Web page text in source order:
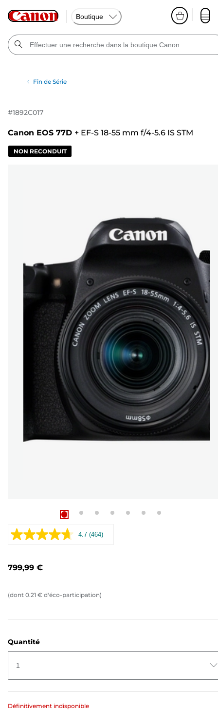
Boutique
Fin de Série
#1892C017
Canon EOS 77D + EF-S 18-55 mm f/4-5.6 IS STM
NON RECONDUIT
4.7 Lire
page.
(464)
799,99 €
(dont 0.21 € d'éco-participation)
Quantité
1
Définitivement indisponible